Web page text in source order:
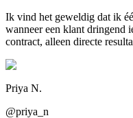
Ik vind het geweldig dat ik
wanneer een klant dringend
contract, alleen directe
Priya N.
@priya_n